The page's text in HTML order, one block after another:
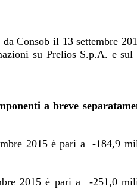
Consob il 13 settembre
su Prelios S.p.A. e sul
a breve
2015 è pari a -184,9
2015 è pari a -251,0